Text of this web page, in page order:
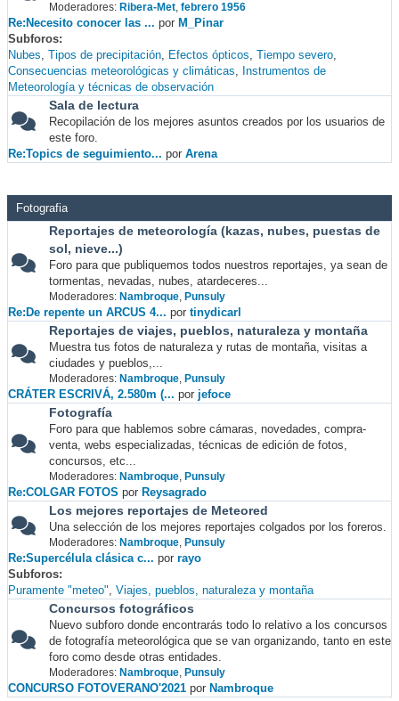
Moderadores: Ribera-Met, febrero 1956
Re:Necesito conocer las ... por M_Pinar
Subforos
Nubes Tipos de precipitación Efectos ópticos Tiempo severo
Consecuencias meteorológicas y climáticas
Instrumentos de
Meteorología y técnicas de observación
Sala de lectura
Recopilación de los mejores asuntos creados por los usuarios de
este foro.
Re:Topics de seguimiento... por Arena
Fotografia
Reportajes de meteorología (kazas, nubes, puestas de
sol, nieve...)
Foro para que publiquemos todos nuestros reportajes, ya sean de
tormentas, nevadas, nubes, atardeceres...
Moderadores: Nambroque, Punsuly
Re:De repente un ARCUS 4... por tinydicarl
Reportajes de viajes, pueblos, naturaleza y montaña
Muestra tus fotos de naturaleza y rutas de montaña, visitas a
ciudades y pueblos,...
Moderadores: Nambroque, Punsuly
CRÁTER ESCRIVÁ, 2.580m (... por jefoce
Fotografía
Foro para que hablemos sobre cámaras, novedades, compra-
venta, webs especializadas, técnicas de edición de fotos,
concursos, etc...
Moderadores: Nambroque, Punsuly
Re:COLGAR FOTOS por Reysagrado
Los mejores reportajes de Meteored
Una selección de los mejores reportajes colgados por los foreros.
Moderadores: Nambroque, Punsuly
Re:Supercélula clásica c... por rayo
Subforos
Puramente "meteo" Viajes, pueblos, naturaleza y montaña
Concursos fotográficos
Nuevo subforo donde encontrarás todo lo relativo a los concursos
de fotografía meteorológica que se van organizando, tanto en este
foro como desde otras entidades.
Moderadores: Nambroque, Punsuly
CONCURSO FOTOVERANO'2021 por Nambroque